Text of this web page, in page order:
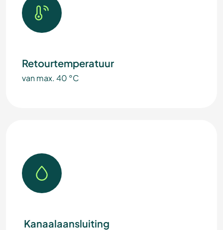
Retourtemperatuur
van max. 40 °C
Kanaalaansluiting